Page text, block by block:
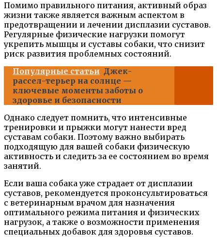
Помимо правильного питания, активный образ
жизни также является важным аспектом в
предотвращении и лечении дисплазии суставов.
Регулярные физические нагрузки помогут
укрепить мышцы и суставы собаки, что снизит
риск развития проблемных состояний.
Популярные статьи Джек-
рассел-терьер на солнце —
ключевые моменты заботы о
здоровье и безопасности
Однако следует помнить, что интенсивные
тренировки и прыжки могут нанести вред
суставам собаки. Поэтому важно выбирать
подходящую для вашей собаки физическую
активность и следить за ее состоянием во время
занятий.
Если ваша собака уже страдает от дисплазии
суставов, рекомендуется проконсультироваться
с ветеринарным врачом для назначения
оптимального режима питания и физических
нагрузок, а также о возможности применения
специальных добавок для здоровья суставов.